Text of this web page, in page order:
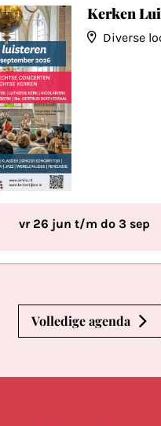
Kerken
Diverse
vr 26 jun t/m do 3 sep
Volledige agenda